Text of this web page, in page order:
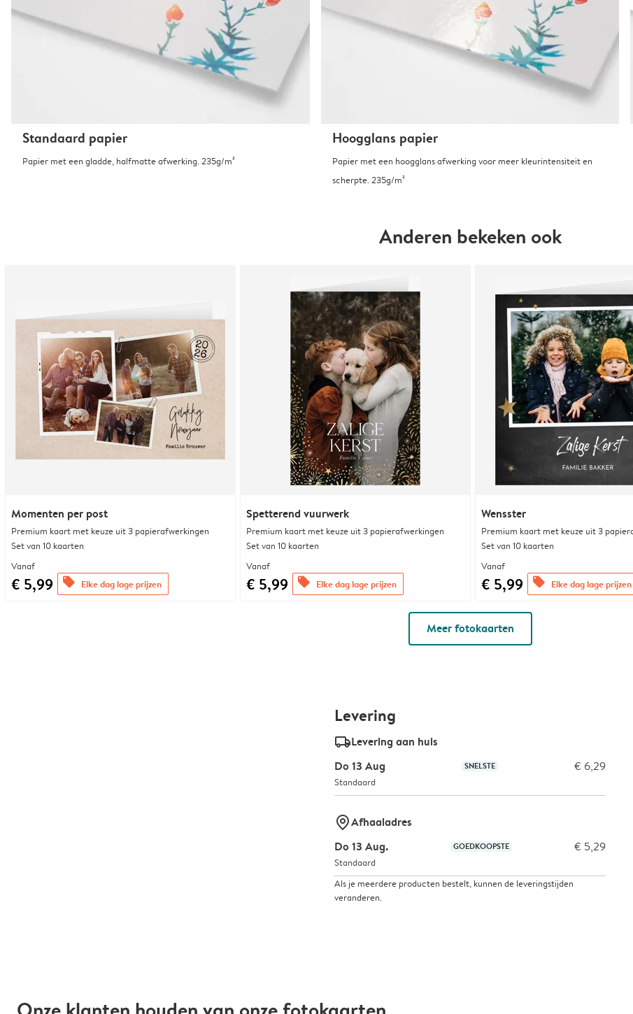
Standaard papier
Papier met een gladde, halfmatte afwerking. 235g/m²
Hoogglans papier
Papier met een hoogglans afwerking voor meer kleurintensiteit en
scherpte. 235g/m²
Anderen bekeken ook
Momenten per post
Premium kaart met keuze uit 3 papierafwerkingen
Set van 10 kaarten
Vanaf
€ 5,99 offers Elke dag lage prijzen
Spetterend vuurwerk
Premium kaart met keuze uit 3 papierafwerkingen
Set van 10 kaarten
Vanaf
€ 5,99 offers Elke dag lage prijzen
Wensster
Premium kaart met keuze uit 3
Set van 10 kaarten
Vanaf
€ 5,99 offers Elke dag lage prijzen
Meer fotokaarten
Levering
delivery_standard_v2Levering aan huis
Do 13 Aug
SNELSTE € 6,29
Standaard
marker-pinAfhaaladres
Do 13 Aug.
GOEDKOOPSTE € 5,29
Standaard
Als je meerdere producten bestelt, kunnen de leveringstijden
veranderen.